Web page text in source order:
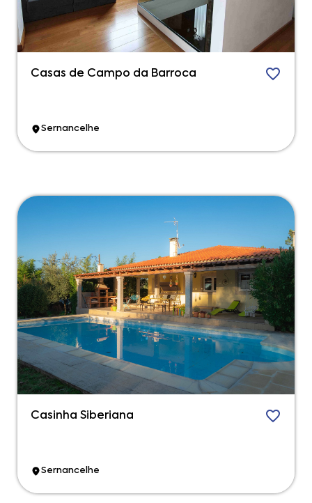
Casas de Campo da Barroca
Sernancelhe
Casinha Siberiana
Sernancelhe